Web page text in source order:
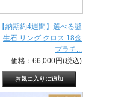
【納期約4週間】選べる誕
生石 リング クロス 18金
プラチ...
価格：66,000円(税込)